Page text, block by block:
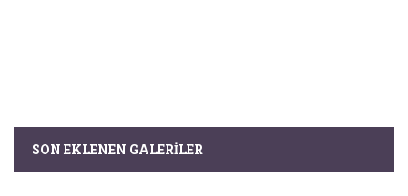
SON EKLENEN GALERILER